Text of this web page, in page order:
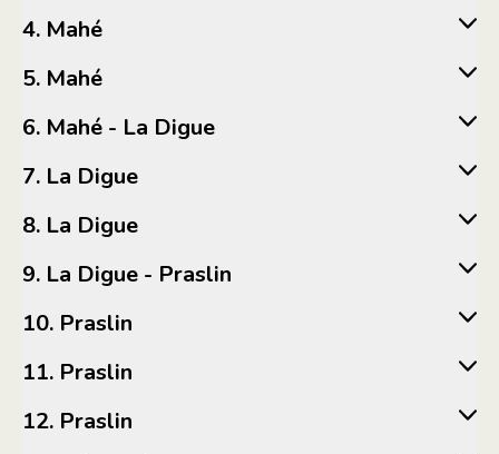
4. Mahé
5. Mahé
6. Mahé - La Digue
7. La Digue
8. La Digue
9. La Digue - Praslin
10. Praslin
11. Praslin
12. Praslin